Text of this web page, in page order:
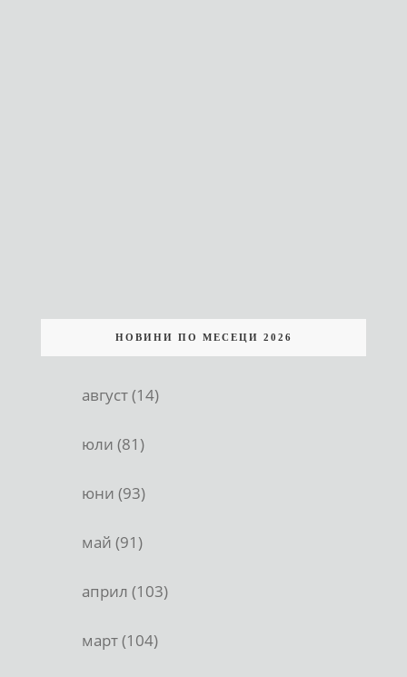
НОВИНИ ПО МЕСЕЦИ 2026
август (14)
юли (81)
юни (93)
май (91)
април (103)
март (104)